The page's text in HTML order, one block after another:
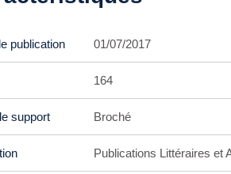
publication 01/07/2017
164
support Broché
Publications Littéraires et